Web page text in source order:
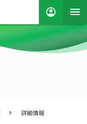
詳細情報